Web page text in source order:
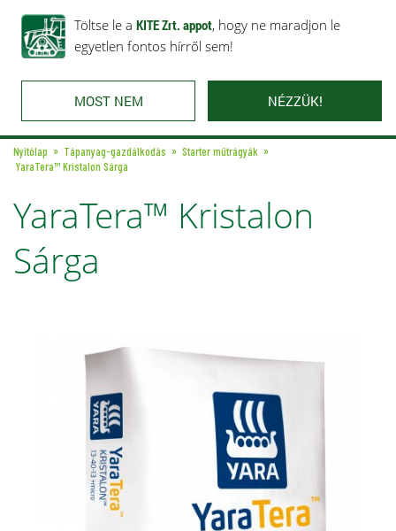
Töltse le a KITE Zrt. appot, hogy ne maradjon le
egyetlen fontos hírről sem!
MOST NEM NÉZZÜK!
Rólunk Ajánlataink Karrier Kapcsolat
Nyitólap Tápanyag-gazdálkodás
Starter műtrágyák
YaraTera™ Kristalon Sárga
YaraTera™ Kristalon
Sárga